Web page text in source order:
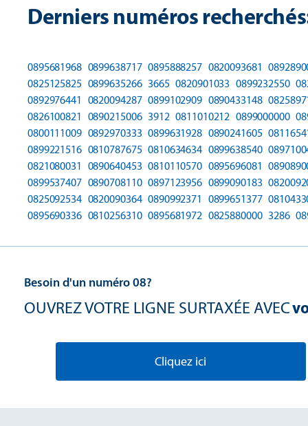
Derniers numéros
0895681968 0899638717 0895888257 0820093681
0825125825 0899635266 3665 0820901033 0899232550
0892976441 0820094287 0899102909 0890433148
0826100821 0890215006 3912 0811010212 0899000000
0800111009 0892970333 0899631928 0890241605
0899221516 0810787675 0810634634 0899638540
0821080031 0890640453 0810110570 0895696081
0899537407 0890708110 0897123956 0899090183
0825092534 0820090364 0890992371 0899651377
0895690336 0810256310 0895681972 0825880000 3286
Besoin d'un numéro 08?
OUVREZ VOTRE LIGNE SURTAXÉE AVEC
Cliquez ici